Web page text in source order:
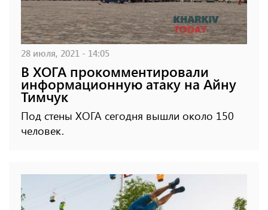
28 июля, 2021 - 14:05
В ХОГА прокомментировали
информационную атаку на Айну
Тимчук
Под стены ХОГА сегодня вышли около 150
человек.